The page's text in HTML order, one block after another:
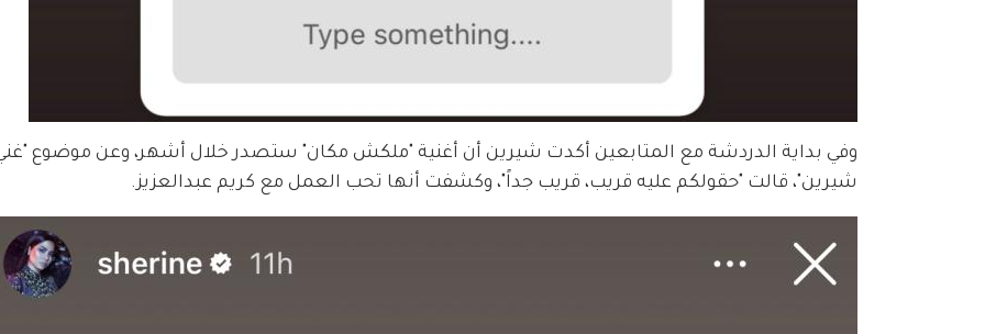
وفي بداية الدردشة مع المتابعين أكدت شيرين أن أغنية "ملكش مكان" ستصدر خلال أشهر، وعن موضوع
شيرين"، قالت "حقولكم عليه قريب، قريب جداً"، وكشفت أنها تحب العمل مع كريم عبدالعزيز.